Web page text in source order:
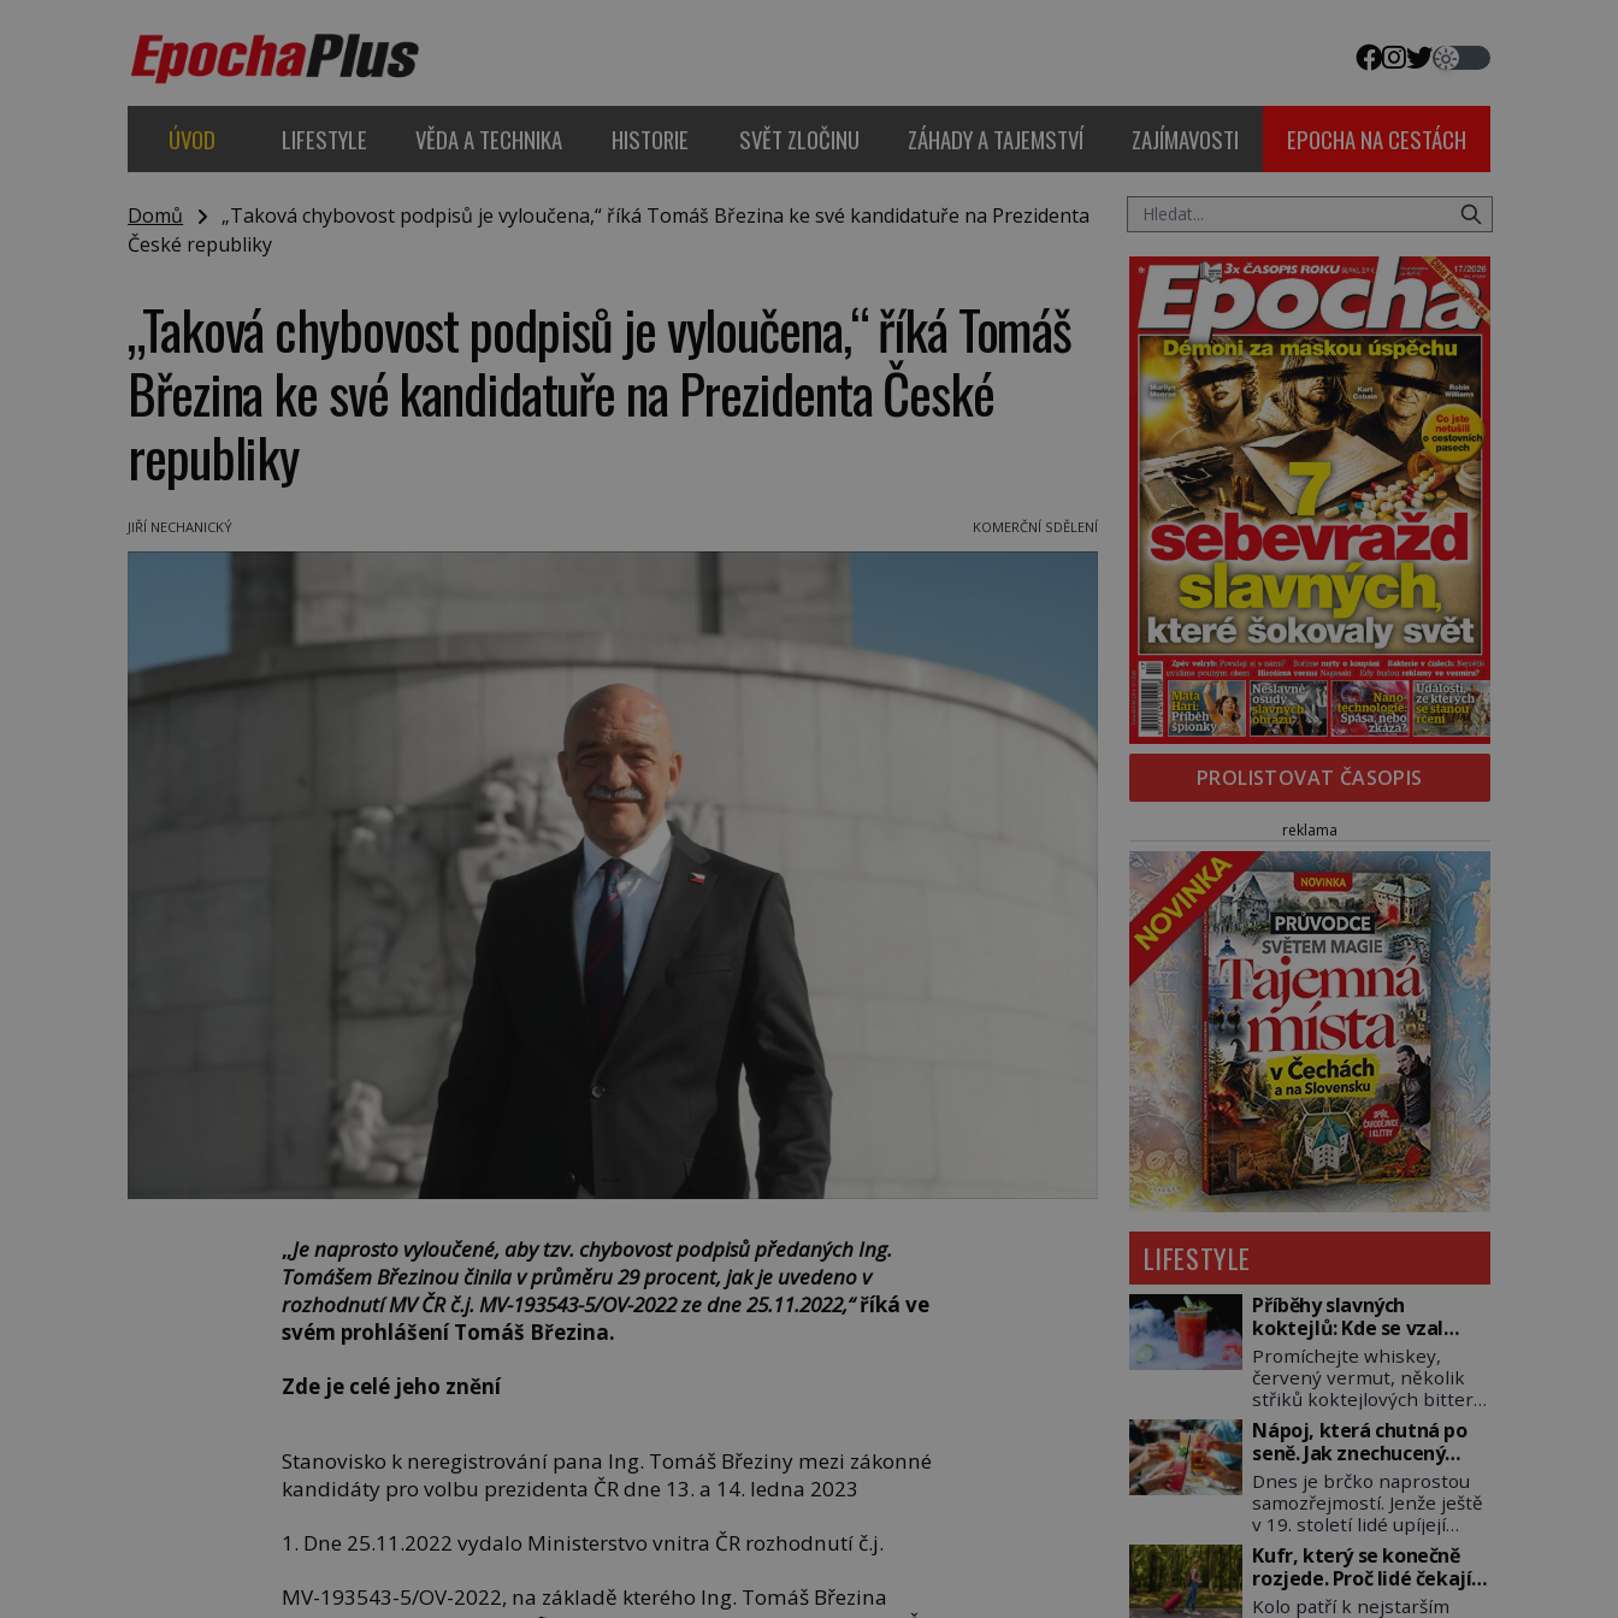
ÚVOD LIFESTYLE VĚDA A TECHNIKA HISTORIE SVĚT ZLOČINU ZÁHADY A TAJEMSTVÍ ZAJÍMAVOSTI EPOCHA NA CESTÁCH
Domů
„Taková chybovost podpisů je vyloučena,“ říká Tomáš Březina ke své kandidatuře na Prezidenta
České republiky
„Taková chybovost podpisů je vyloučena,“ říká Tomáš
Březina ke své kandidatuře na Prezidenta České
republiky
JIŘÍ NECHANICKÝ KOMERČNÍ SDĚLENÍ
„Je naprosto vyloučené, aby tzv. chybovost podpisů předaných Ing.
Tomášem Březinou činila v průměru 29 procent, jak je uvedeno v
rozhodnutí MV ČR č.j. MV-193543-5/OV-2022 ze dne 25.11.2022,“říká ve
svém prohlášení Tomáš Březina.
Zde je celé jeho znění
Stanovisko k neregistrování pana Ing. Tomáš Březiny mezi zákonné
kandidáty pro volbu prezidenta ČR dne 13. a 14. ledna 2023
1. Dne 25.11.2022 vydalo Ministerstvo vnitra ČR rozhodnutí č.j.
MV-193543-5/OV-2022, na základě kterého Ing. Tomáš Březina
PROLISTOVAT ČASOPIS
reklama
LIFESTYLE
Příběhy slavných
koktejlů: Kde se vzal
Manhattan a Bloody
Mary?
Promíchejte whiskey,
červený vermut, několik
střiků koktejlových bitters
a led, sceďte, ozdobte
koktejlovou třešinkou a
tadá… Manhattan je tu! A
pokud to má být skutečně
on, dejte si pozor, ať místo
klasické americké rye
whiskey či klidně
bourbonu nepoužijete
skotskou whisku. Co se
Nápoj, která chutná po
seně. Jak znechucený
Američan vymyslel brčko
Dnes je brčko naprostou
samozřejmostí. Jenže ještě
v 19. století lidé upíjejí
limonády i koktejly dutými
stébly žita nebo žitné
slámy. Fungují sice dobře,
mají ale jednu
Kufr, který se konečně
rozjede. Proč lidé čekají
na kolečka téměř pět
Kolo patří k nejstarším